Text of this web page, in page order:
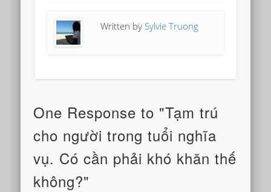
Written by Sylvie Truong
One Response to "Tạm trú
cho người trong tuổi nghĩa
vụ. Có cần phải khó khăn thế
không?"